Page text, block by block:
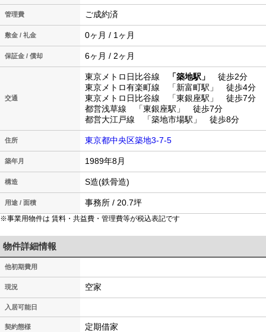
管理費 ご成約済
敷金 / 礼金 0ヶ月 / 1ヶ月
保証金 / 償却 6ヶ月 / 2ヶ月
交通
東京メトロ日比谷線 「築地駅」
徒歩2分
東京メトロ有楽町線 「新富町駅」 徒歩4分
東京メトロ日比谷線 「東銀座駅」 徒歩7分
都営浅草線 「東銀座駅」 徒歩7分
都営大江戸線 「築地市場駅」 徒歩8分
住所 東京都中央区築地3-7-5
築年月 1989年8月
構造 S造(鉄骨造)
用途 / 面積 事務所 / 20.7坪
※事業用物件は 賃料・共益費・管理費等が税込表記です
物件詳細情報
他初期費用
現況 空家
入居可能日
契約態様 定期借家